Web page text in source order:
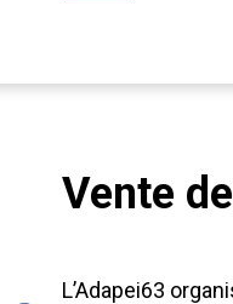
Vente
L’Adapei63